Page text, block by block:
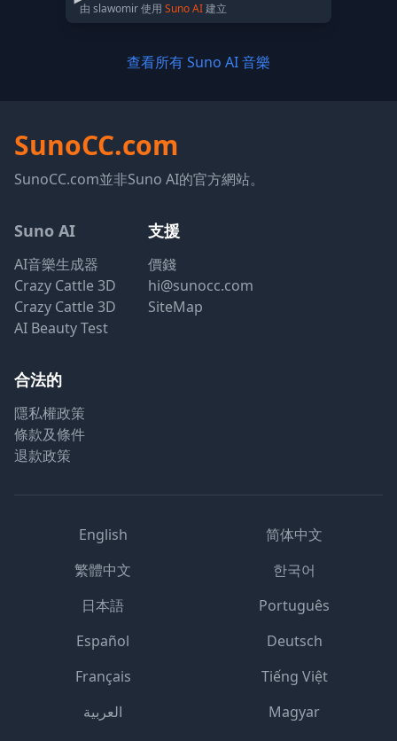
由 slawomir 使用 Suno AI建立
查看所有 Suno AI 音樂
SunoCC.com
SunoCC.com並非Suno AI的官方網站。
Suno AI
AI音樂生成器
Crazy Cattle 3D
Crazy Cattle 3D
AI Beauty Test
支援
價錢
hi@sunocc.com
SiteMap
合法的
隱私權政策
條款及條件
退款政策
English
简体中文
繁體中文
한국어
日本語
Português
Español
Deutsch
Français
Tiếng Việt
العربية
Magyar